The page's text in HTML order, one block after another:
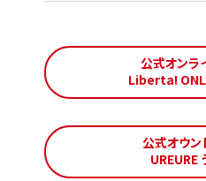
公式オンラ
Liberta!
公式オウン
UREURE